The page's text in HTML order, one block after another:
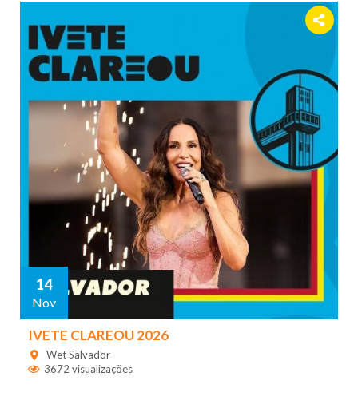
14
Nov
IVETE CLAREOU 2026
Wet Salvador
3672 visualizações